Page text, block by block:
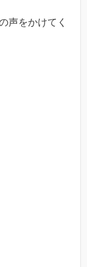
声をかけてく